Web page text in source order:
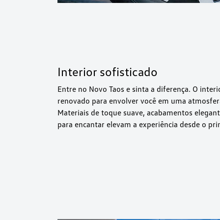
Interior sofisticado
Entre no Novo Taos e sinta a diferença. O
renovado para envolver você em uma
Materiais de toque suave, acabamentos
para encantar elevam a experiência desde o